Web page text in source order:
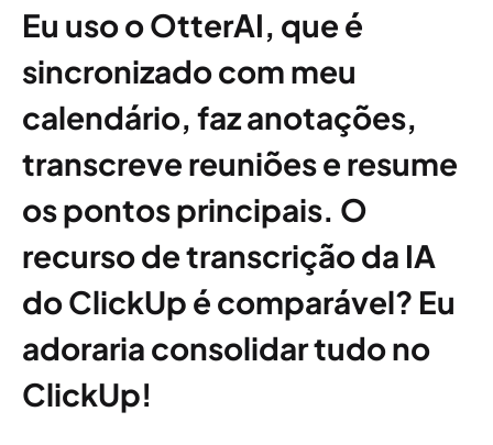
Eu uso o OtterAI, que é
sincronizado com meu
calendário, faz anotações,
transcreve reuniões e resume
os pontos principais. O
recurso de transcrição da IA
do ClickUp é comparável? Eu
adoraria consolidar tudo no
ClickUp!